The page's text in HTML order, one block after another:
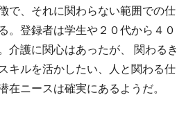
で、それに関わらない範囲での仕
。登録者は学生や２０代から４０
介護に関心はあったが、 関わるき
キルを活かしたい、人と関わる仕
ニースは確実にあるようだ。